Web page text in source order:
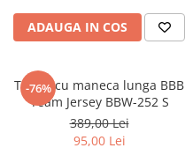
ADAUGA IN COS
-76%
Tricou cu maneca lunga BBB
Team Jersey BBW-252 S
389,00 Lei
95,00 Lei